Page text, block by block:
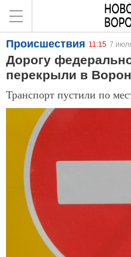
Происшествия 11:15 7
Дорогу
перекрыли в
Транспорт пустили по